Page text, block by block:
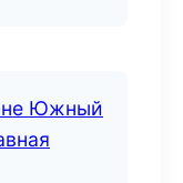
Южный